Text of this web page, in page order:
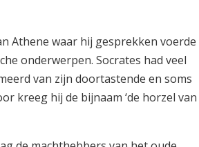
Athene waar hij gesprekken voerde
onderwerpen. Socrates had veel
van zijn doortastende en soms
kreeg hij de bijnaam ‘de horzel van